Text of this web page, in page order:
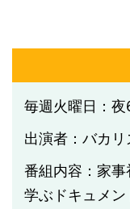
毎週火曜日：
出演者：バカ
番組内容：家
学ぶドキュメ